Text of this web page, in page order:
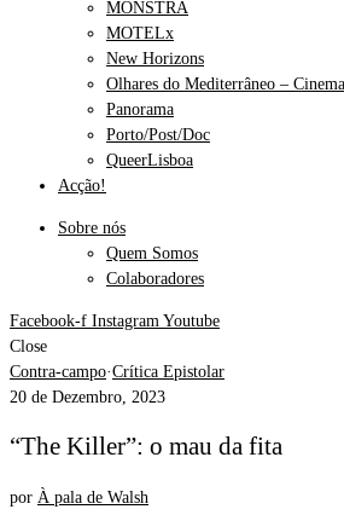
MONSTRA
MOTELx
New Horizons
Olhares do Mediterrâneo –
Panorama
Porto/Post/Doc
QueerLisboa
Acção!
Sobre nós
Quem Somos
Colaboradores
Facebook-f Instagram Youtube
Close
Contra-campo·Crítica Epistolar
20 de Dezembro, 2023
“The Killer”: o mau da fita
por À pala de Walsh